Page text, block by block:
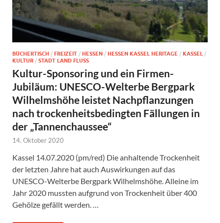
BÜCHERTISCH / FREIZEIT / HESSEN / HESSEN KASSEL HERITAGE / KASSEL /
KULTUR / STADT LAND FLUSS
Kultur-Sponsoring und ein Firmen-
Jubiläum: UNESCO-Welterbe Bergpark
Wilhelmshöhe leistet Nachpflanzungen
nach trockenheitsbedingten Fällungen in
der „Tannenchaussee“
14. Oktober 2020
Kassel 14.07.2020 (pm/red) Die anhaltende Trockenheit
der letzten Jahre hat auch Auswirkungen auf das
UNESCO-Welterbe Bergpark Wilhelmshöhe. Alleine im
Jahr 2020 mussten aufgrund von Trockenheit über 400
Gehölze gefällt werden. …